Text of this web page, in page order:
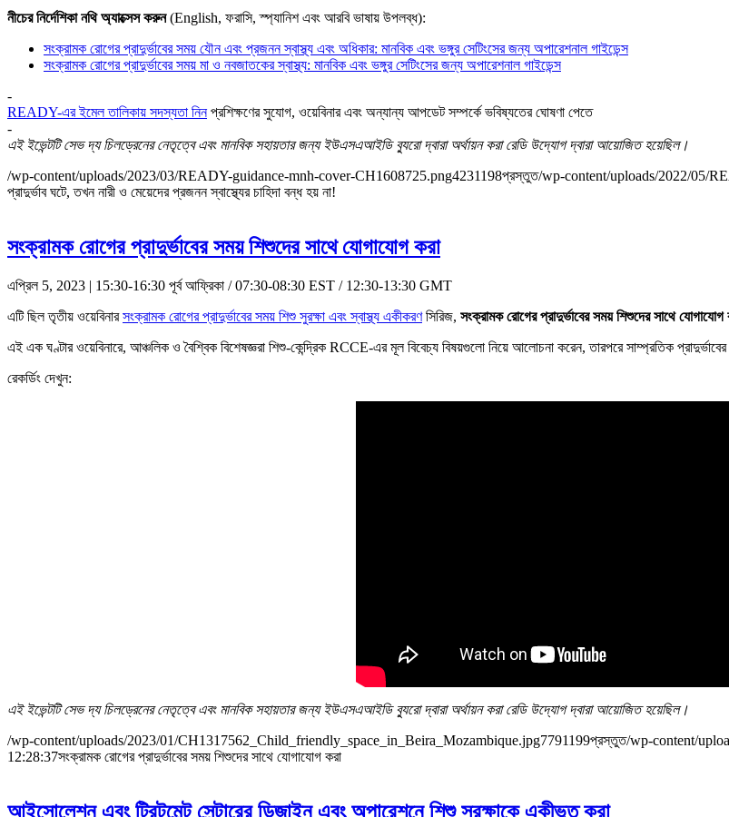
নীচের নির্দেশিকা নথি অ্যাক্সেস করুন(English, ফরাসি, স্প্যানিশ এবং আরবি ভাষায় উপলব্ধ):
সংক্রামক রোগের প্রাদুর্ভাবের সময় যৌন এবং প্রজনন স্বাস্থ্য এবং অধিকার: মানবিক এবং ভঙ্গুর সেটিংসের জন্য অপারেশনাল গাইডেন্স
সংক্রামক রোগের প্রাদুর্ভাবের সময় মা ও নবজাতকের স্বাস্থ্য: মানবিক এবং ভঙ্গুর সেটিংসের জন্য অপারেশনাল গাইডেন্স
-
READY-এর ইমেল তালিকায় সদস্যতা নিনপ্রশিক্ষণের সুযোগ, ওয়েবিনার এবং অন্যান্য আপডেট সম্পর্কে ভবিষ্যতের ঘোষণা পেতে
-
এই ইভেন্টটি সেভ দ্য চিলড্রেনের নেতৃত্বে এবং মানবিক সহায়তার জন্য ইউএসএআইডি ব্যুরো দ্বারা অর্থায়ন করা রেডি উদ্যোগ দ্বারা আয়োজিত হয়েছিল।
/wp-content/uploads/2023/03/READY-guidance-mnh-cover-CH1608725.png4231198প্রস্তুত/wp-content/uploads/2022/05/
প্রাদুর্ভাব ঘটে, তখন নারী ও মেয়েদের প্রজনন স্বাস্থ্যের চাহিদা বন্ধ হয় না!
সংক্রামক রোগের প্রাদুর্ভাবের সময় শিশুদের সাথে যোগাযোগ করা
এপ্রিল 5, 2023 | 15:30-16:30 পূর্ব আফ্রিকা / 07:30-08:30 EST / 12:30-13:30 GMT
এটি ছিল তৃতীয় ওয়েবিনারসংক্রামক রোগের প্রাদুর্ভাবের সময় শিশু সুরক্ষা এবং স্বাস্থ্য একীকরণসিরিজ, সংক্রামক রোগের প্রাদুর্ভাবের সময় শিশুদের সাথে যোগাযোগ
এই এক ঘণ্টার ওয়েবিনারে, আঞ্চলিক ও বৈশ্বিক বিশেষজ্ঞরা শিশু-কেন্দ্রিক RCCE-এর মূল বিবেচ্য বিষয়গুলো নিয়ে আলোচনা করেন, তারপরে সাম্প্রতিক
রেকর্ডিং দেখুন:
এই ইভেন্টটি সেভ দ্য চিলড্রেনের নেতৃত্বে এবং মানবিক সহায়তার জন্য ইউএসএআইডি ব্যুরো দ্বারা অর্থায়ন করা রেডি উদ্যোগ দ্বারা আয়োজিত হয়েছিল।
/wp-content/uploads/2023/01/CH1317562_Child_friendly_space_in_Beira_Mozambique.jpg7791199প্রস্তুত/wp-content/
12:28:37সংক্রামক রোগের প্রাদুর্ভাবের সময় শিশুদের সাথে যোগাযোগ করা
আইসোলেশন এবং ট্রিটমেন্ট সেন্টারের ডিজাইন এবং অপারেশনে শিশু সুরক্ষাকে একীভূত করা